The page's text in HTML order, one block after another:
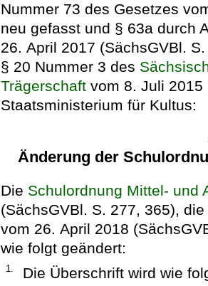
Nummer 73 des Gesetzes
neu gefasst und § 63a durch
26. April 2017 (SächsGVBl.
§ 20 Nummer 3 des
Trägerschaft vom 8. Juli 2015
Staatsministerium für Kultus:
Änderung der
Die Schulordnung Mittel- und
(SächsGVBl. S. 277, 365),
vom 26. April 2018
wie folgt geändert:
1.
Die Überschrift wird wie